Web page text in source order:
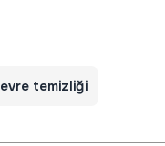
temizliği